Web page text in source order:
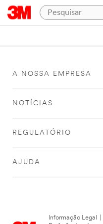
A NOSSA EMPRESA
NOTÍCIAS
REGULATÓRIO
AJUDA
Informação Legal